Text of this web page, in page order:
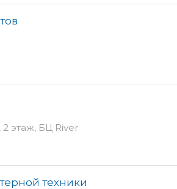
этаж, БЦ River
техники